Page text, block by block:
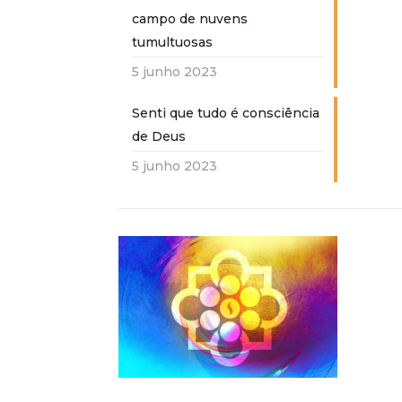
campo de nuvens
tumultuosas
5 junho 2023
Senti que tudo é consciência
de Deus
5 junho 2023